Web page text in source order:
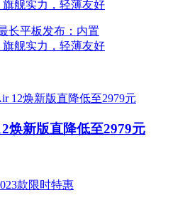
焕新版直降低至2979元